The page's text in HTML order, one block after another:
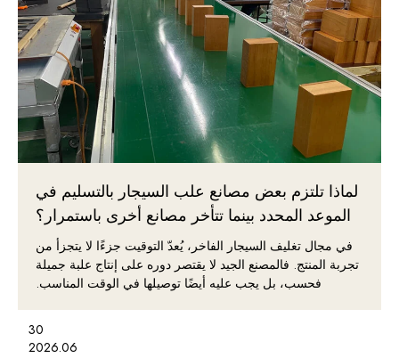
لماذا تلتزم بعض مصانع علب السيجار بالتسليم في
الموعد المحدد بينما تتأخر مصانع أخرى باستمرار؟
في مجال تغليف السيجار الفاخر، يُعدّ التوقيت جزءًا لا يتجزأ من
تجربة المنتج. فالمصنع الجيد لا يقتصر دوره على إنتاج علبة جميلة
فحسب، بل يجب عليه أيضًا توصيلها في الوقت المناسب.
30
2026.06